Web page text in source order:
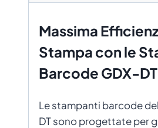
Massima
Stampa con le
Barcode GDX-DT
Le stampanti barcode
DT sono progettate per